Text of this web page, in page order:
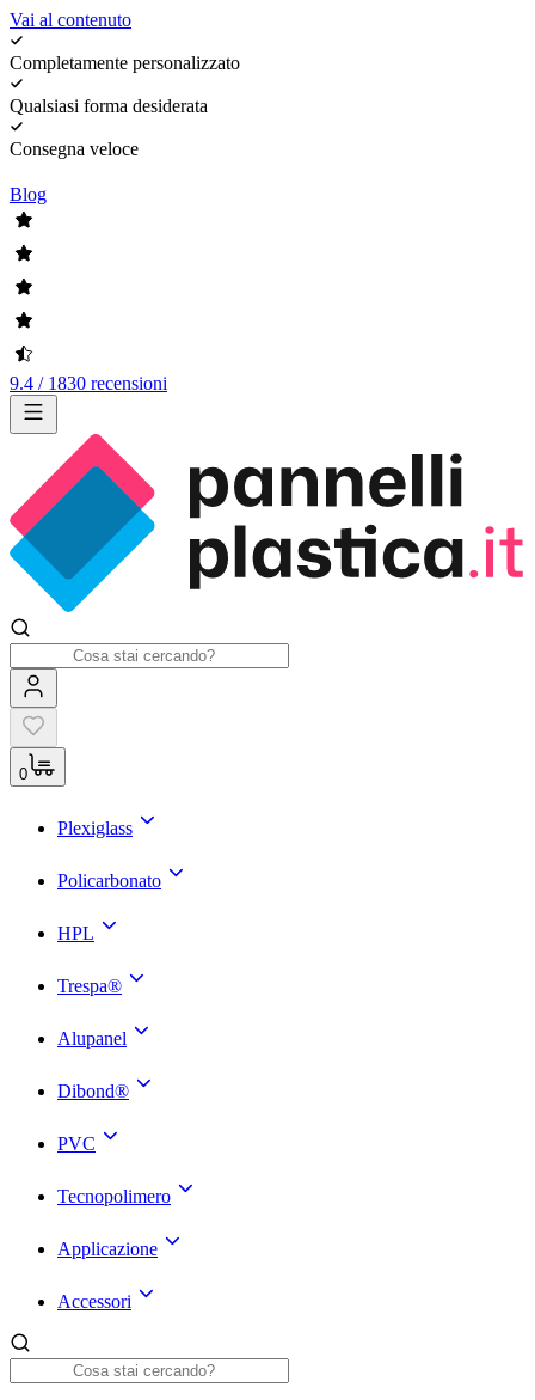
Vai al contenuto
Completamente personalizzato
Qualsiasi forma desiderata
Consegna veloce
Blog
9.4 / 1830 recensioni
0
Plexiglass
Policarbonato
HPL
Trespa®
Alupanel
Dibond®
PVC
Tecnopolimero
Applicazione
Accessori